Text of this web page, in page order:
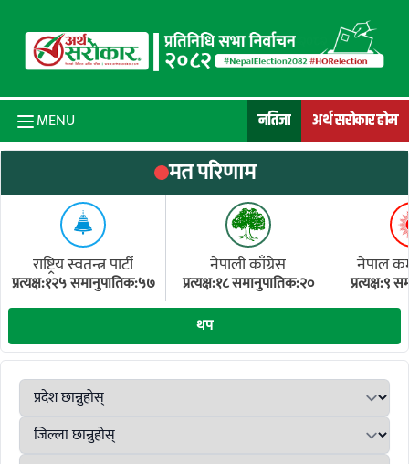
MENU नतिजा अर्थ सरोकार होम
मत परिणाम
राष्ट्रिय स्वतन्त्र पार्टी
प्रत्यक्ष:१२५ समानुपातिक:५७
नेपाली काँग्रेस
प्रत्यक्ष:१८ समानुपातिक:२०
नेपाल
प्रत्यक्ष:९
थप